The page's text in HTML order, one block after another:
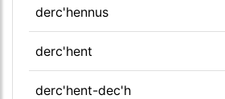
derc'hennus
derc'hent
derc'hent-dec'h